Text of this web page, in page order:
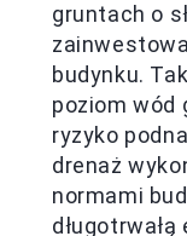
gruntach o
budynku.
poziom wód
ryzyko
drenaż
normami